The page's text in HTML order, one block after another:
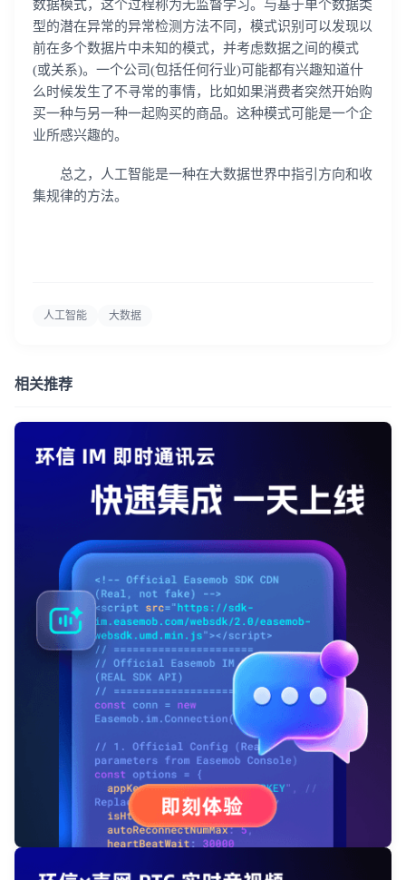
数据模式，这个过程称为无监督学习。与基于单个数据类
型的潜在异常的异常检测方法不同，模式识别可以发现以
前在多个数据片中未知的模式，并考虑数据之间的模式
(或关系)。一个公司(包括任何行业)可能都有兴趣知道什
么时候发生了不寻常的事情，比如如果消费者突然开始购
买一种与另一种一起购买的商品。这种模式可能是一个企
业所感兴趣的。
总之，人工智能是一种在大数据世界中指引方向和收
集规律的方法。
人工智能 大数据
相关推荐
不了，谢谢
登录即时通讯云